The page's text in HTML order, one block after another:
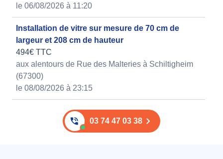
le 06/08/2026 à 11:20
Installation de vitre sur mesure de 70 cm de
largeur et 208 cm de hauteur
494€ TTC
aux alentours de Rue des Malteries à Schiltigheim
(67300)
le 08/08/2026 à 23:15
03 74 47 03 38